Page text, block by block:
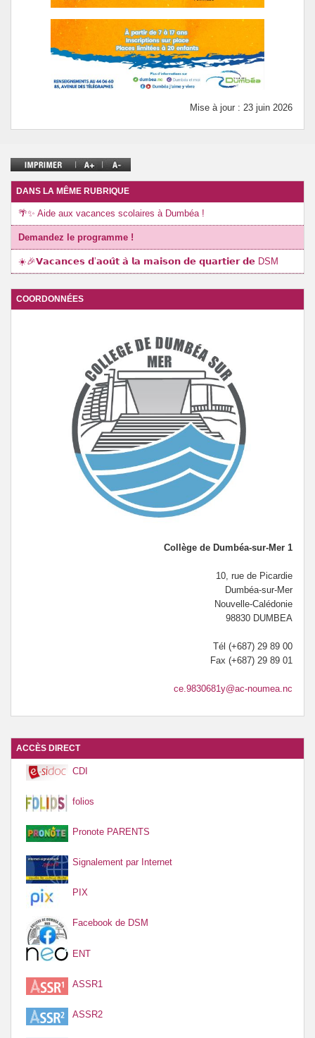
CULTURE / PARCOURS CULTUREL
VOTRE CDI
Mise à jour : 23 juin 2026
DANS LA MÊME RUBRIQUE
🌴✨ Aide aux vacances scolaires à Dumbéa !
Demandez le programme !
☀️🎉𝗩𝗮𝗰𝗮𝗻𝗰𝗲𝘀 𝗱’𝗮𝗼𝘂̂𝘁 𝗮̀ 𝗹𝗮 𝗺𝗮𝗶𝘀𝗼𝗻 𝗱𝗲 𝗾𝘂𝗮𝗿𝘁𝗶𝗲𝗿 𝗱𝗲 DSM
COORDONNÉES
Collège de Dumbéa-sur-Mer 1
10, rue de Picardie
Dumbéa-sur-Mer
Nouvelle-Calédonie
98830 DUMBEA
Tél (+687) 29 89 00
Fax (+687) 29 89 01
ce.9830681y@ac-noumea.nc
ACCÈS DIRECT
CDI
folios
Pronote PARENTS
Signalement par Internet
PIX
Facebook de DSM
ENT
ASSR1
ASSR2